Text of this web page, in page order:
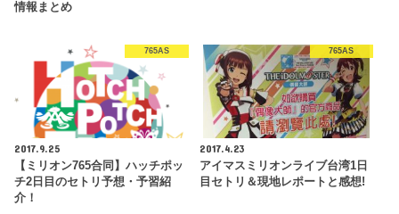
情報まとめ
765AS
2017.9.25
【ミリオン765合同】ハッチポッ
チ2日目のセトリ予想・予習紹
介！
765AS
2017.4.23
アイマスミリオンライブ台湾1日
目セトリ＆現地レポートと感想!